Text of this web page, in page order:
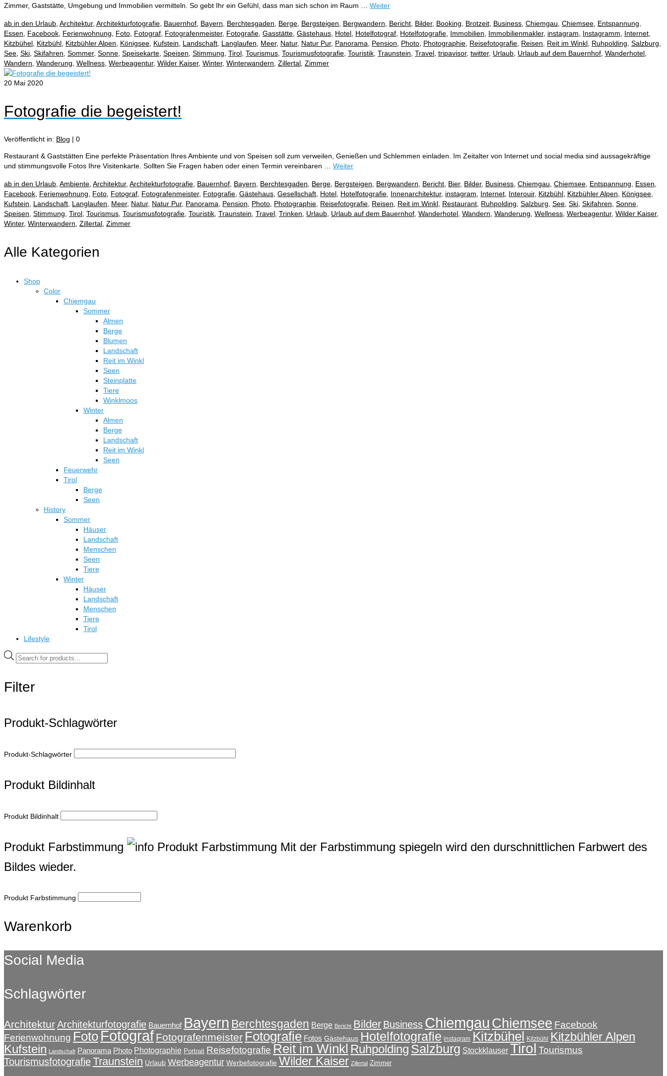
Zimmer, Gaststätte, Umgebung und Immobilien vermitteln. So gebt Ihr ein Gefühl, dass man sich schon im Raum … Weiter
ab in den Urlaub Architektur, Architekturfotografie Bauernhof Bayern Berchtesgaden Berge Bergsteigen Bergwandern Bericht Bilder, Booking Brotzeit Business Chiemgau Chiemsee Entspannung
Essen
Facebook Ferienwohnung Foto Fotograf Fotografenmeister, Fotografie Gasstätte Gästehaus Hotel Hotelfotograf Hotelfotografie Immobilien Immobilienmakler, instagram Instagramm Internet
Kitzbühel Kitzbühl Kitzbühler Alpen Königsee Kufstein Landschaft Langlaufen Meer, Natur, Natur Pur, Panorama Pension Photo Photographie Reisefotografie Reisen Reit im Winkl Ruhpolding Salzburg
See Ski Skifahren Sommer, Sonne Speisekarte Speisen Stimmung Tirol Tourismus Tourismusfotografie Touristik Traunstein Travel tripavisor, twitter, Urlaub Urlaub auf dem Bauernhof Wanderhotel
Wandern Wanderung Wellness Werbeagentur, Wilder Kaiser, Winter, Winterwandern Zillertal Zimmer
20 Mai 2020
Fotografie die begeistert!
Veröffentlicht in: Blog | 0
Restaurant & Gaststätten Eine perfekte Präsentation Ihres Ambiente und von Speisen soll zum verweilen, Genießen und Schlemmen einladen. Im Zeitalter von Internet und social media sind aussagekräftige
und stimmungsvolle Fotos Ihre Visitenkarte. Sollten Sie Fragen haben oder einen Termin vereinbaren … Weiter
ab in den Urlaub Ambiente Architektur, Architekturfotografie Bauernhof Bayern Berchtesgaden Berge Bergsteigen Bergwandern Bericht Bier, Bilder, Business Chiemgau Chiemsee Entspannung Essen
Facebook Ferienwohnung Foto Fotograf Fotografenmeister, Fotografie Gästehaus Gesellschaft Hotel Hotelfotografie Innenarchitektur, instagram Internet Interouir, Kitzbühl Kitzbühler Alpen Königsee
Kufstein
Landschaft Langlaufen Meer, Natur, Natur Pur, Panorama Pension Photo Photographie Reisefotografie Reisen Reit im Winkl Restaurant Ruhpolding Salzburg See Ski Skifahren Sonne
Speisen Stimmung Tirol Tourismus Tourismusfotografie Touristik Traunstein Travel Trinken Urlaub Urlaub auf dem Bauernhof Wanderhotel Wandern Wanderung Wellness Werbeagentur, Wilder Kaiser,
Winter, Winterwandern Zillertal Zimmer
Alle Kategorien
Shop
Color
Chiemgau
Sommer
Almen
Berge
Blumen
Landschaft
Reit im Winkl
Seen
Steinplatte
Tiere
Winklmoos
Winter
Almen
Berge
Landschaft
Reit im Winkl
Seen
Feuerwehr
Tirol
Berge
Seen
History
Sommer
Häuser
Landschaft
Menschen
Seen
Tiere
Winter
Häuser
Landschaft
Menschen
Tiere
Tirol
Lifestyle
Products
search
Filter
Produkt-Schlagwörter
Produkt-Schlagwörter
Produkt Bildinhalt
Produkt Bildinhalt
Produkt Farbstimmung Produkt Farbstimmung Mit der Farbstimmung spiegeln wird den durschnittlichen Farbwert des
Bildes wieder.
Produkt Farbstimmung
Warenkorb
Social Media
Schlagwörter
ArchitekturArchitekturfotografie Bauernhof Bayern Berchtesgaden Berge Bericht Bilder Business Chiemgau Chiemsee Facebook
Ferienwohnung Foto Fotograf Fotografenmeister Fotografie Fotos Gästehaus Hotelfotografie instagram Kitzbühel Kitzbühl Kitzbühler Alpen
Kufstein Landschaft Panorama Photo Photographie Portrait Reisefotografie Reit im Winkl Ruhpolding Salzburg Stockklauser Tirol Tourismus
TourismusfotografieTraunstein Urlaub Werbeagentur Werbefotografie Wilder Kaiser Zillertal Zimmer